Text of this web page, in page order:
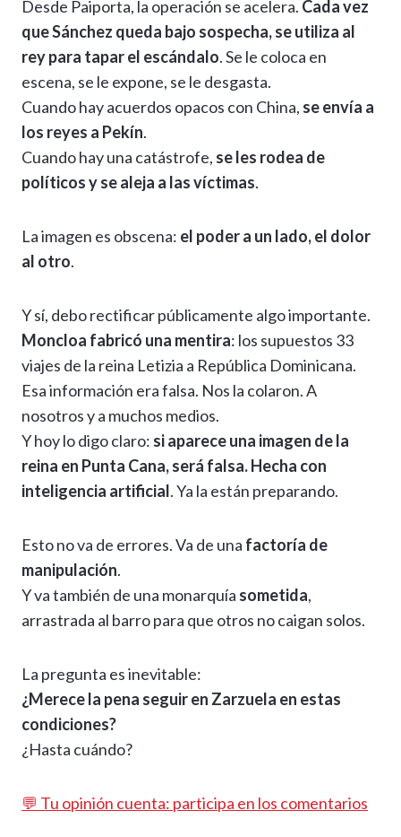
Desde Paiporta, la operación se acelera. Cada vez
que Sánchez queda bajo sospecha, se utiliza al
rey para tapar el escándalo. Se le coloca en
escena, se le expone, se le desgasta.
Cuando hay acuerdos opacos con China, se envía a
los reyes a Pekín.
Cuando hay una catástrofe, se les rodea de
políticos y se aleja a las víctimas.
La imagen es obscena: el poder a un lado, el dolor
al otro.
Y sí, debo rectificar públicamente algo importante.
Moncloa fabricó una mentira: los supuestos 33
viajes de la reina Letizia a República Dominicana.
Esa información era falsa. Nos la colaron. A
nosotros y a muchos medios.
Y hoy lo digo claro: si aparece una imagen de la
reina en Punta Cana, será falsa. Hecha con
inteligencia artificial. Ya la están preparando.
Esto no va de errores. Va de una factoría de
manipulación.
Y va también de una monarquía sometida,
arrastrada al barro para que otros no caigan solos.
La pregunta es inevitable:
¿Merece la pena seguir en Zarzuela en estas
condiciones?
¿Hasta cuándo?
💬 Tu opinión cuenta: participa en los comentarios